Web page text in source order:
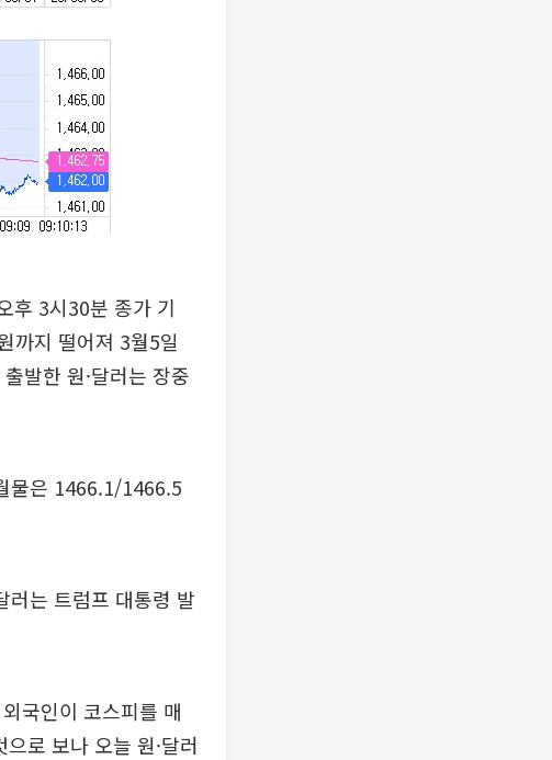
후 3시30분 종가 기
까지 떨어져 3월5일
발한 원·달러는 장중
물은 1466.1/1466.5
러는 트럼프 대통령 발
국인이 코스피를 매
로 보나 오늘 원·달러